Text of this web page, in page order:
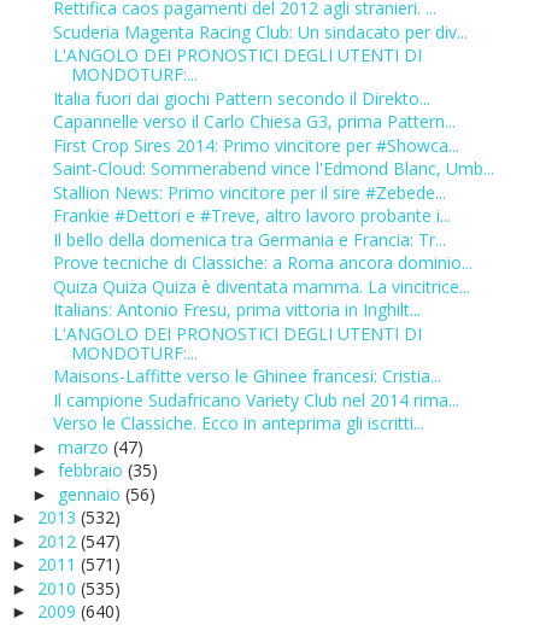
Rettifica caos pagamenti del 2012 agli stranieri. ...
Scuderia Magenta Racing Club: Un sindacato per div...
L'ANGOLO DEI PRONOSTICI DEGLI UTENTI DI
MONDOTURF:...
Italia fuori dai giochi Pattern secondo il Direkto...
Capannelle verso il Carlo Chiesa G3, prima Pattern...
First Crop Sires 2014: Primo vincitore per #Showca...
Saint-Cloud: Sommerabend vince l'Edmond Blanc, Umb...
Stallion News: Primo vincitore per il sire #Zebede...
Frankie #Dettori e #Treve, altro lavoro probante i...
Il bello della domenica tra Germania e Francia: Tr...
Prove tecniche di Classiche: a Roma ancora dominio...
Quiza Quiza Quiza è diventata mamma. La vincitrice...
Italians: Antonio Fresu, prima vittoria in Inghilt...
L'ANGOLO DEI PRONOSTICI DEGLI UTENTI DI
MONDOTURF:...
Maisons-Laffitte verso le Ghinee francesi: Cristia...
Il campione Sudafricano Variety Club nel 2014 rima...
Verso le Classiche. Ecco in anteprima gli iscritti...
► marzo (47)
► febbraio (35)
► gennaio (56)
► 2013 (532)
► 2012 (547)
► 2011 (571)
► 2010 (535)
► 2009 (640)